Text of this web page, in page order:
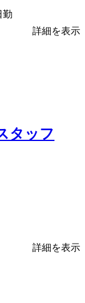
勤
詳細を表示
タッフ
詳細を表示